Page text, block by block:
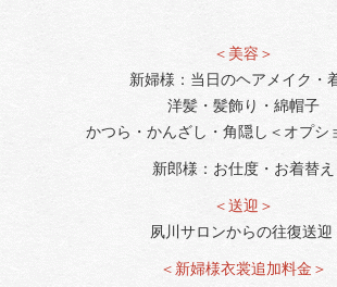
＜美容＞
新婦様：当日のヘアメイク・
洋髪・髪飾り・綿帽子
かつら・かんざし・角隠し＜オプシ
新郎様：お仕度・お着替え
＜送迎＞
夙川サロンからの往復送迎
＜新婦様衣裳追加料金＞